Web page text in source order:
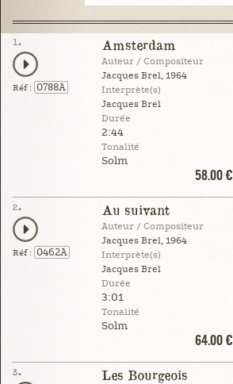
1.
Réf : 0788A
Amsterdam
Auteur / Compositeur
Jacques Brel, 1964
Interprète(s)
Jacques Brel
Durée
2:44
Tonalité
Solm
58.00 €
2.
Réf : 0462A
Au suivant
Auteur / Compositeur
Jacques Brel, 1964
Interprète(s)
Jacques Brel
Durée
3:01
Tonalité
Solm
64.00 €
3. Les Bourgeois